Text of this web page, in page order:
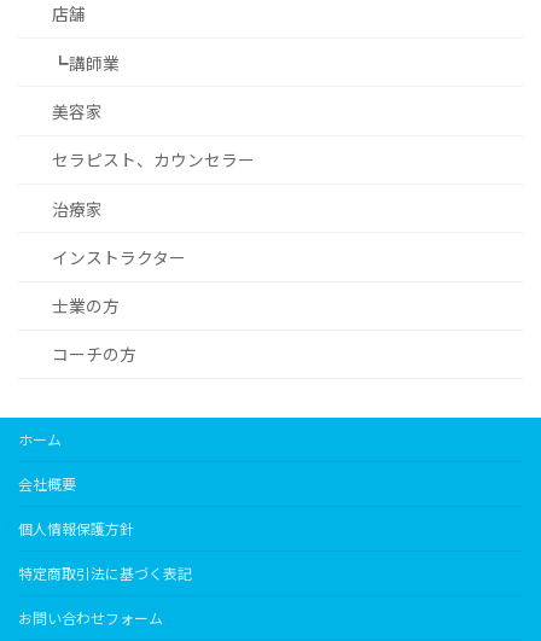
店舗
┗講師業
美容家
セラピスト、カウンセラー
治療家
インストラクター
士業の方
コーチの方
ホーム
会社概要
個人情報保護方針
特定商取引法に基づく表記
お問い合わせフォーム